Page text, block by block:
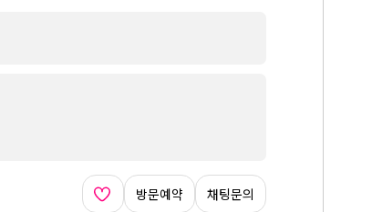
방문예약 채팅문의